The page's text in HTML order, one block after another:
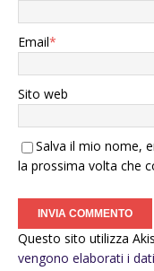
Email*
Sito web
Salva il mio nome,
la prossima volta che
Questo sito utilizza
vengono elaborati i